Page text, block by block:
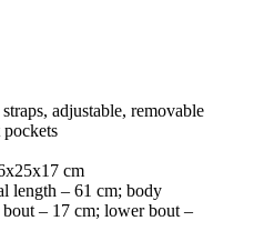
adjustable, removable
pockets
cm
length – 61 cm; body
– 17 cm; lower bout –